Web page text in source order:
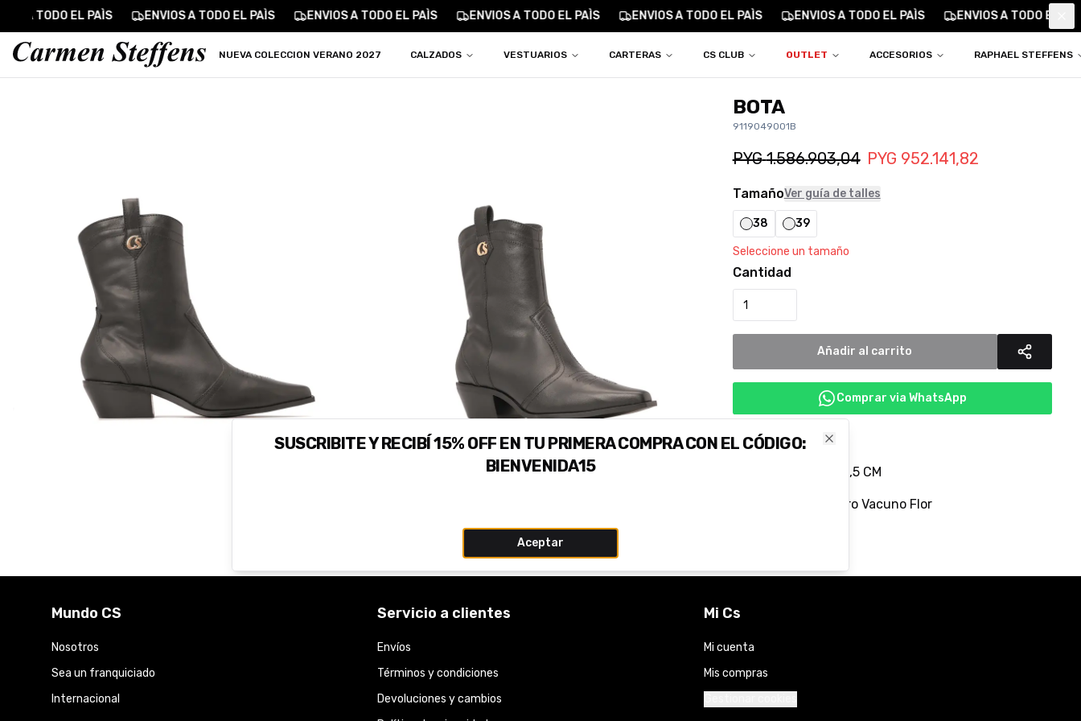
Carmen Steffens
A TODO EL PAÌS ENVIOS A TODO EL PAÌS ENVIOS A TODO EL PAÌS ENVIOS A TODO EL PAÌS ENVIOS A TODO EL PAÌS ENVIOS A TODO EL PAÌS ENVIOS A TODO EL
NUEVA COLECCION VERANO 2027 CALZADOS VESTUARIOS CARTERAS CS CLUB OUTLET ACCESORIOS RAPHAEL STEFFENS
BOTA
9119049001B
PYG 1.586.903,04 PYG 952.141,82
TamañoVer guía de talles
38 39
Seleccione un tamaño
Cantidad
Añadir al carrito
Comprar via WhatsApp
Color: PRETO
Tamaño del Taco: 4,5 CM
Material: 100% Cuero Vacuno Flor
Mundo CS
Nosotros
Sea un franquiciado
Internacional
Servicio a clientes
Envíos
Términos y condiciones
Devoluciones y cambios
Mi Cs
Mi cuenta
Mis compras
SUSCRIBITE Y RECIBÍ 15% OFF EN TU PRIMERA COMPRA CON EL CÓDIGO:
BIENVENIDA15
Aceptar